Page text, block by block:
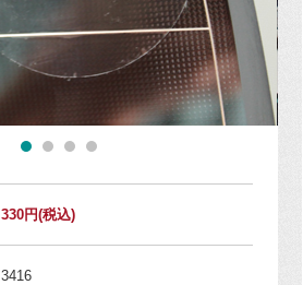
330円(税込)
3416